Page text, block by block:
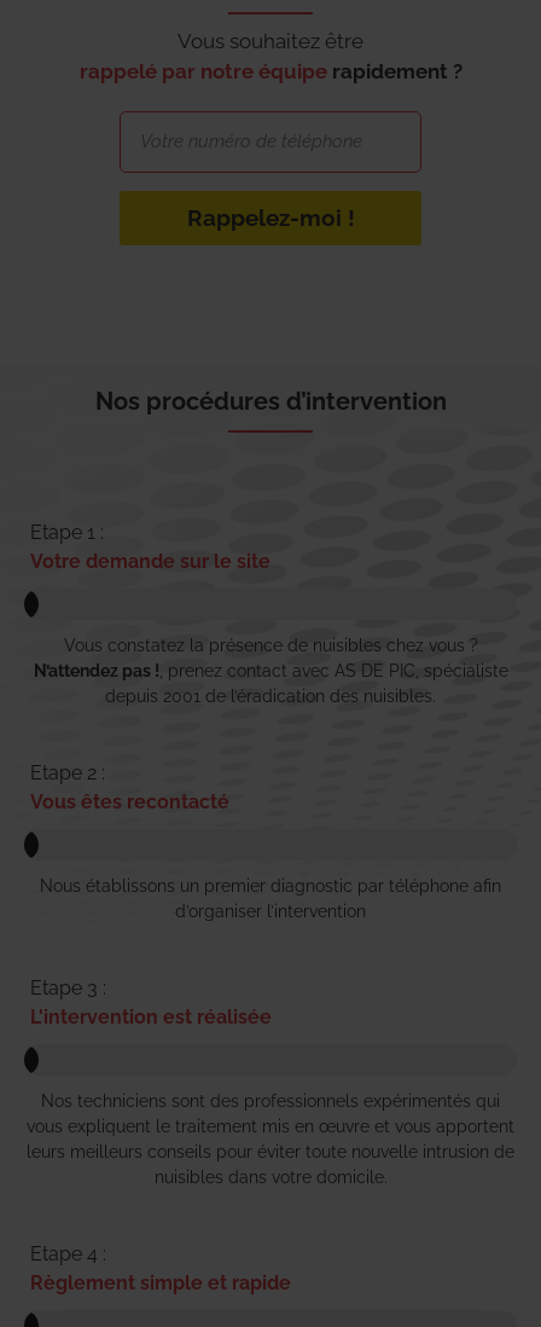
Vous souhaitez être
rappelé par notre équipe rapidement ?
Rappelez-moi !
Nos procédures d’intervention
Etape 1 :
Votre demande sur le site
Vous constatez la présence de nuisibles chez vous ?
N’attendez pas ! , prenez contact avec AS DE PIC, spécialiste
depuis 2001 de l’éradication des nuisibles.
Etape 2 :
Vous êtes recontacté
Nous établissons un premier diagnostic par téléphone afin
d’organiser l’intervention
Etape 3 :
L'intervention est réalisée
Nos techniciens sont des professionnels expérimentés qui
vous expliquent le traitement mis en œuvre et vous apportent
leurs meilleurs conseils pour éviter toute nouvelle intrusion de
nuisibles dans votre domicile.
Etape 4 :
Règlement simple et rapide